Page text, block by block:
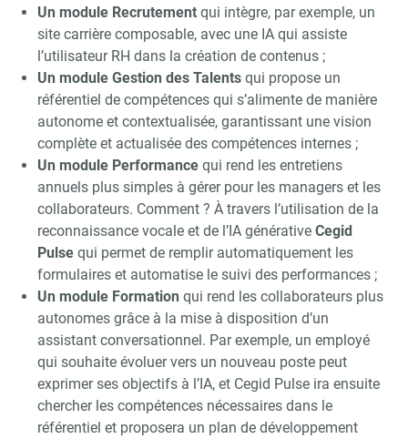
Un module Recrutementqui intègre, par exemple, un
site carrière composable, avec une IA qui assiste
l’utilisateur RH dans la création de contenus ;
Un module Gestion des Talentsqui propose un
référentiel de compétences qui s’alimente de manière
autonome et contextualisée, garantissant une vision
complète et actualisée des compétences internes ;
Un module Performancequi rend les entretiens
annuels plus simples à gérer pour les managers et les
collaborateurs. Comment ? À travers l’utilisation de la
reconnaissance vocale et de l’IA générative Cegid
Pulsequi permet de remplir automatiquement les
formulaires et automatise le suivi des performances ;
Un module Formation qui rend les collaborateurs plus
autonomes grâce à la mise à disposition d’un
assistant conversationnel. Par exemple, un employé
qui souhaite évoluer vers un nouveau poste peut
exprimer ses objectifs à l’IA, et Cegid Pulse ira ensuite
chercher les compétences nécessaires dans le
référentiel et proposera un plan de développement
Recevoir RH MatinAbonnez-
Valider
Non merci, je reçois déjà
!
Je déciderai plus
tard